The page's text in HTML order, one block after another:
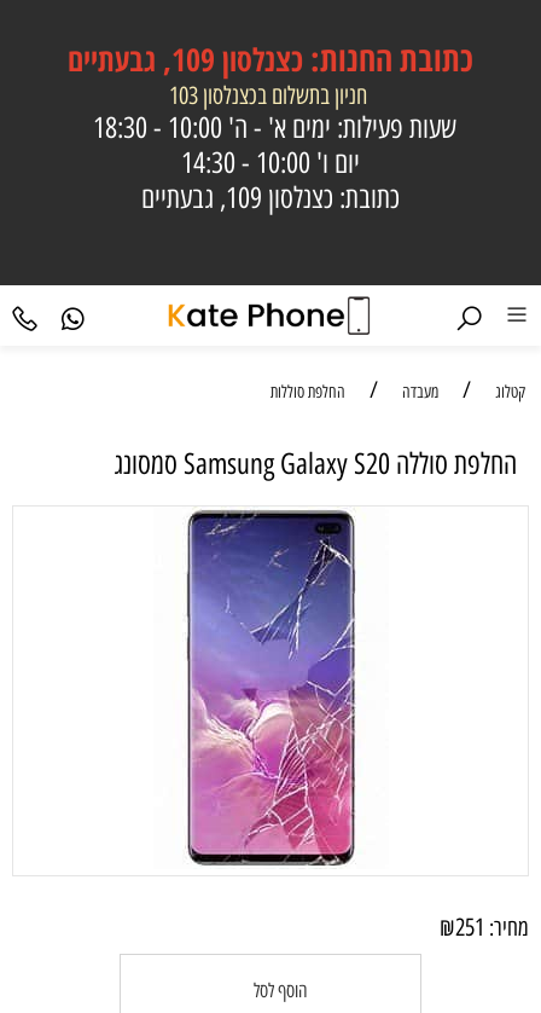
כתובתהחנות: כצנלסון 109, גבעתיים
חניון בתשלום בכצנלסון 103
שעות פעילות: ימים א' - ה' 10:00 - 18:30
יום ו' 10:00 - 14:30
כתובת: כצנלסון 109, גבעתיים
קטלוג / מעבדה / החלפת סוללות
החלפת סוללה Samsung Galaxy S20 סמסונג
מחיר: ₪251
הוסף לסל